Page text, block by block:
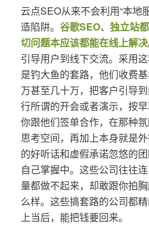
云点SEO从来不会利用“本地
造陷阱。 谷歌SEO、独立站
切问题本应该都能在线上解决
引导用户到线下交流。采用
是钓大鱼的套路，他们收费
万甚至几十万，把客户引导
行所谓的开会或者演示，按
你跟他们签单合作，在那种
思考空间，再加上本身就是
的好听话和虚假承诺忽悠的
自己掌握中。这些公司往往
量都做不起来，却敢跟你拍
么样。这些搞套路的公司都
上当后，能把钱要回来。